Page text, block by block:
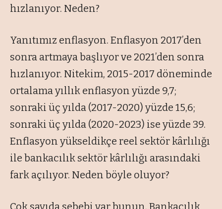
hızlanıyor. Neden?
Yanıtımız enflasyon. Enflasyon 2017’den
sonra artmaya başlıyor ve 2021’den sonra
hızlanıyor. Nitekim, 2015-2017 döneminde
ortalama yıllık enflasyon yüzde 9,7;
sonraki üç yılda (2017-2020) yüzde 15,6;
sonraki üç yılda (2020-2023) ise yüzde 39.
Enflasyon yükseldikçe reel sektör kârlılığı
ile bankacılık sektör kârlılığı arasındaki
fark açılıyor. Neden böyle oluyor?
Çok sayıda sebebi var bunun. Bankacılık